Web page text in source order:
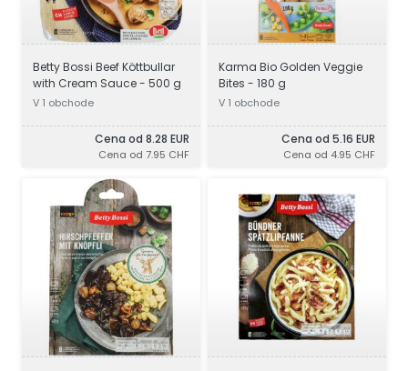
Betty Bossi Beef Köttbullar
with Cream Sauce - 500 g
V 1 obchode
Cena od 8.28 EUR
Cena od 7.95 CHF
Karma Bio Golden Veggie
Bites - 180 g
V 1 obchode
Cena od 5.16 EUR
Cena od 4.95 CHF